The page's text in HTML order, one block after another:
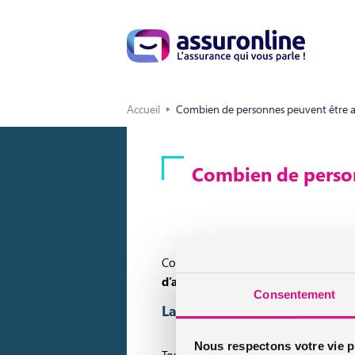
Consentement
Nous respectons votre vie
Accueil Combien de personnes peuvent être
Combien de
Comme souvent, il est difficile de
d’assurance
La possibilité d’inscrire un